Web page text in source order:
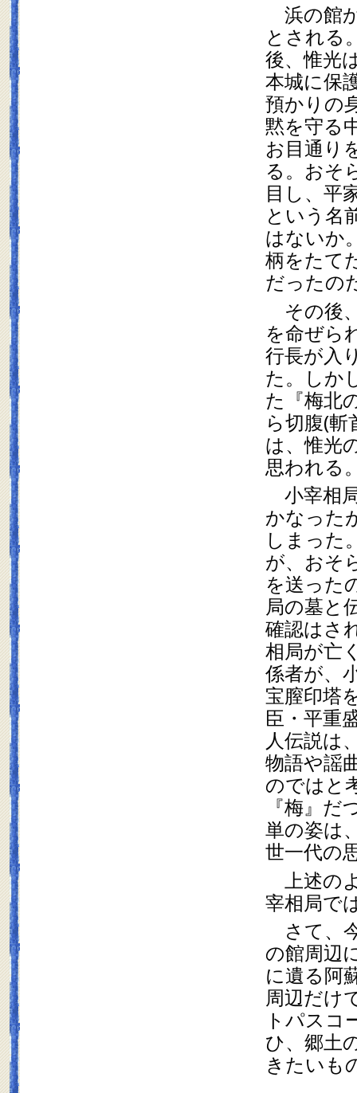
浜の館
とされる
後、惟光
本城に保
預かりの
黙を守る
お目通り
る。おそ
目し、平
という名
はないか
柄をたて
だったの
その後
を命ぜら
行長が入
た。しか
た『梅北
ら切腹(
は、惟光
思われる
小宰相
かなった
しまった
が、おそ
を送った
局の墓と
確認はさ
相局が亡
係者が、
宝膣印塔
臣・平重
人伝説は
物語や謡
のではと
『梅』
単の姿は
世一代の
上述の
宰相局で
さて、
の館周辺
に遺る阿
周辺だけ
トパスコ
ひ、郷土
きたいも